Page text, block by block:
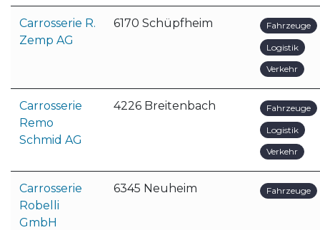
Carrosserie R.
Zemp AG
6170 Schüpfheim Fahrzeuge
Logistik
Verkehr
Carrosserie
Remo
Schmid AG
4226 Breitenbach Fahrzeuge
Logistik
Verkehr
Carrosserie
Robelli
GmbH
6345 Neuheim Fahrzeuge